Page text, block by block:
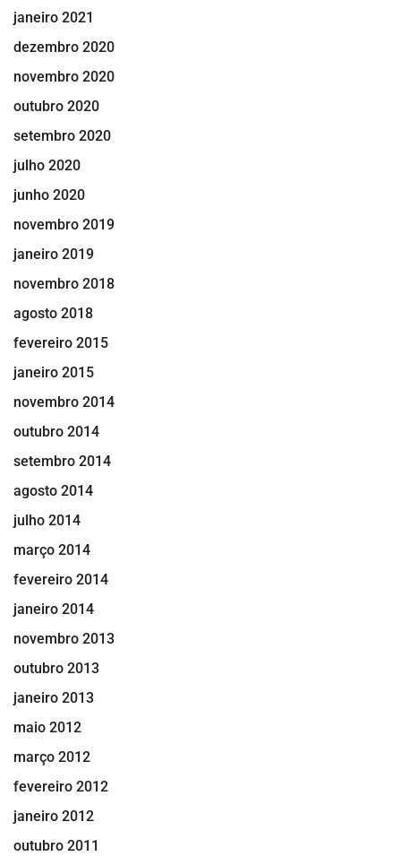
janeiro 2021
dezembro 2020
novembro 2020
outubro 2020
setembro 2020
julho 2020
junho 2020
novembro 2019
janeiro 2019
novembro 2018
agosto 2018
fevereiro 2015
janeiro 2015
novembro 2014
outubro 2014
setembro 2014
agosto 2014
julho 2014
março 2014
fevereiro 2014
janeiro 2014
novembro 2013
outubro 2013
janeiro 2013
maio 2012
março 2012
fevereiro 2012
janeiro 2012
outubro 2011